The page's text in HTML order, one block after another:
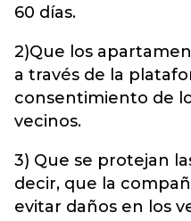
60 días.
2)Que los
a través de la
consentimiento de
vecinos.
3) Que se protejan
decir, que la
evitar daños en los